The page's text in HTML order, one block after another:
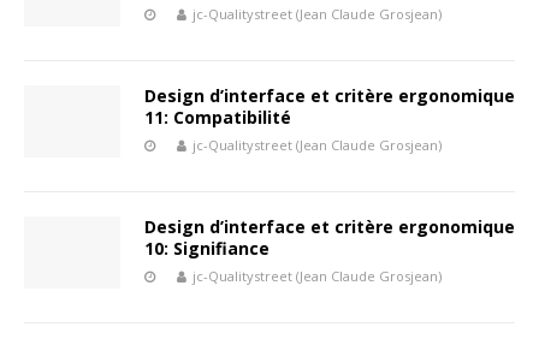
jc-Qualitystreet (Jean Claude Grosjean)
Design d’interface et critère ergonomique
11: Compatibilité
jc-Qualitystreet (Jean Claude Grosjean)
Design d’interface et critère ergonomique
10: Signifiance
jc-Qualitystreet (Jean Claude Grosjean)